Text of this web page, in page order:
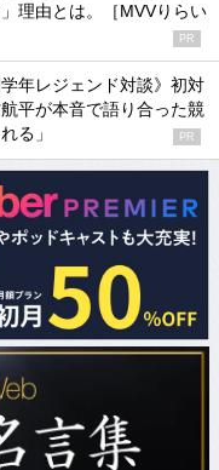
理由とは。［MVVりらい
PR
年レジェンド対談》初対
平が本音で語り合った競
る」
PR